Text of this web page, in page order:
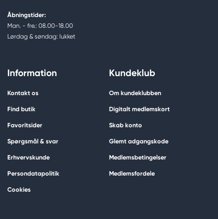
Åbningstider:
Man. - fre.: 08.00-18.00
Lørdag & søndag: lukket
Information
Kontakt os
Find butik
Favoritsider
Spørgsmål & svar
Erhvervskunde
Persondatapolitik
Cookies
Kundeklub
Om kundeklubben
Digitalt medlemskort
Skab konto
Glemt adgangskode
Medlemsbetingelser
Medlemsfordele